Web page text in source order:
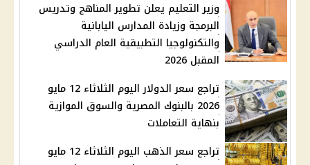
وزير التعليم يعلن تطوير المناهج وتدريس
البرمجة وزيادة المدارس اليابانية
والتكنولوجيا التطبيقية العام الدراسي
المقبل 2026
تراجع سعر الدولار اليوم الثلاثاء 12 مايو
2026 بالبنوك المصرية والسوق الموازية
بنهاية التعاملات
تراجع سعر الذهب اليوم الثلاثاء 12 مايو